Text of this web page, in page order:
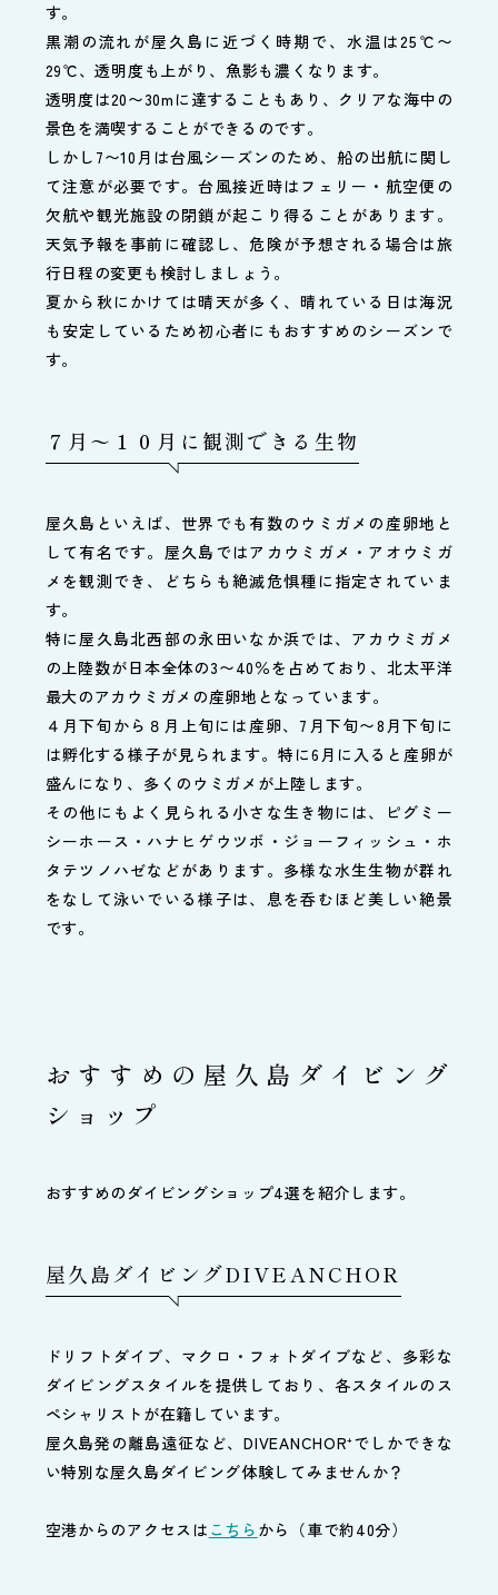
す。
黒潮の流れが屋久島に近づく時期で、水温は25℃〜
29℃、透明度も上がり、魚影も濃くなります。
透明度は20〜30mに達することもあり、クリアな海中の
景色を満喫することができるのです。
しかし7〜10月は台風シーズンのため、船の出航に関し
て注意が必要です。台風接近時はフェリー・航空便の
欠航や観光施設の閉鎖が起こり得ることがあります。
天気予報を事前に確認し、危険が予想される場合は旅
行日程の変更も検討しましょう。
夏から秋にかけては晴天が多く、晴れている日は海況
も安定しているため初心者にもおすすめのシーズンで
す。
７月〜１０月に観測できる生物
屋久島といえば、世界でも有数のウミガメの産卵地と
して有名です。屋久島ではアカウミガメ・アオウミガ
メを観測でき、どちらも絶滅危惧種に指定されていま
す。
特に屋久島北西部の永田いなか浜では、アカウミガメ
の上陸数が日本全体の3〜40％を占めており、北太平洋
最大のアカウミガメの産卵地となっています。
４月下旬から８月上旬には産卵、7月下旬〜8月下旬に
は孵化する様子が見られます。特に6月に入ると産卵が
盛んになり、多くのウミガメが上陸します。
その他にもよく見られる小さな生き物には、ピグミー
シーホース・ハナヒゲウツボ・ジョーフィッシュ・ホ
タテツノハゼなどがあります。多様な水生生物が群れ
をなして泳いでいる様子は、息を呑むほど美しい絶景
です。
おすすめの屋久島ダイビング
ショップ
おすすめのダイビングショップ4選を紹介します。
屋久島ダイビングDIVEANCHOR
ドリフトダイブ、マクロ・フォトダイブなど、多彩な
ダイビングスタイルを提供しており、各スタイルのス
ペシャリストが在籍しています。
屋久島発の離島遠征など、DIVEANCHOR⁺でしかできな
い特別な屋久島ダイビング体験してみませんか？
空港からのアクセスは こちら から（車で約40分）